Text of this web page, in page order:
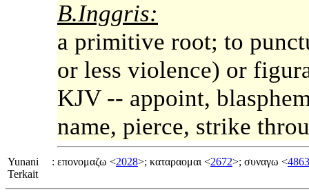
B.Inggris:
a primitive root; to
or less violence) or
KJV -- appoint,
name, pierce, strike
Yunani
Terkait
: επονομαζω <2028>; καταραομαι <2672>; συναγω <4863